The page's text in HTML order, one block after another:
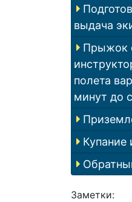
выдача
Прыжок
полета
минут до
Купание
Заметки: